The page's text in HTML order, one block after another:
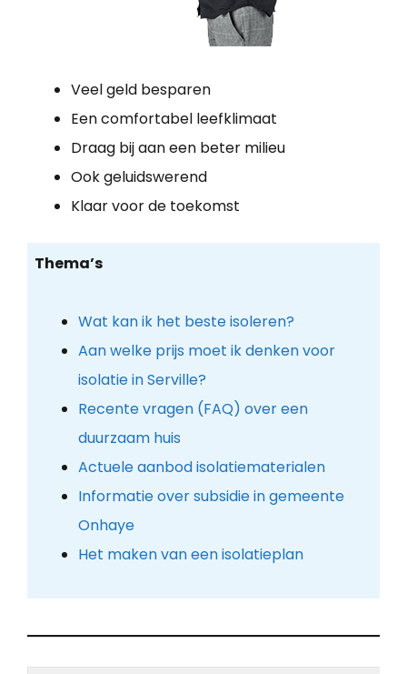
Veel geld besparen
Een comfortabel leefklimaat
Draag bij aan een beter milieu
Ook geluidswerend
Klaar voor de toekomst
Thema’s
Wat kan ik het beste isoleren?
Aan welke prijs moet ik denken voor
isolatie in Serville?
Recente vragen (FAQ) over een
duurzaam huis
Actuele aanbod isolatiematerialen
Informatie over subsidie in gemeente
Onhaye
Het maken van een isolatieplan